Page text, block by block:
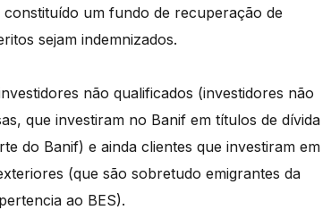
um fundo de recuperação de
sejam indemnizados.
não qualificados (investidores não
que investiram no Banif em títulos de dívida
do Banif) e ainda clientes que investiram em
(que são sobretudo emigrantes da
ao BES).